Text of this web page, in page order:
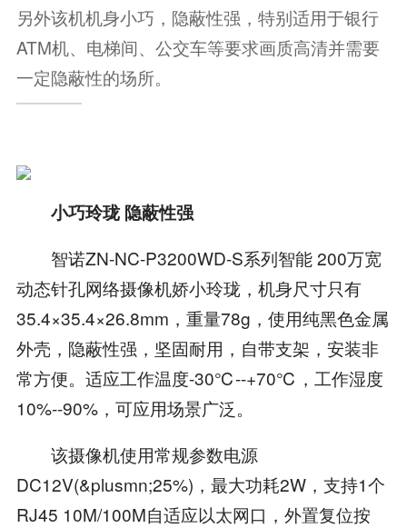
另外该机机身小巧，隐蔽性强，特别适用于银行
ATM机、电梯间、公交车等要求画质高清并需要
一定隐蔽性的场所。
小巧玲珑 隐蔽性强
智诺ZN-NC-P3200WD-S系列智能 200万宽
动态针孔网络摄像机娇小玲珑，机身尺寸只有
35.4×35.4×26.8mm，重量78g，使用纯黑色金属
外壳，隐蔽性强，坚固耐用，自带支架，安装非
常方便。适应工作温度-30℃--+70℃，工作湿度
10%--90%，可应用场景广泛。
该摄像机使用常规参数电源
DC12V(&plusmn;25%)，最大功耗2W，支持1个
RJ45 10M/100M自适应以太网口，外置复位按